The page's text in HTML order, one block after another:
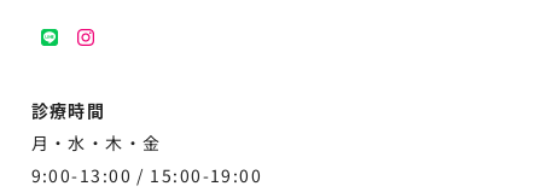
LINEinstagram
診療時間
月・水・木・金
9:00-13:00 / 15:00-19:00